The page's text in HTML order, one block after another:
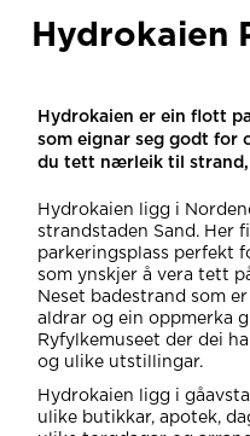
Hydrokaien
Hydrokaien er ein flott
som eignar seg godt for
du tett nærleik til strand,
Hydrokaien ligg i
strandstaden Sand. Her
parkeringsplass perfekt
som ynskjer å vera tett
Neset badestrand som
aldrar og ein oppmerka
Ryfylkemuseet der dei
og ulike utstillingar.
Hydrokaien ligg i
ulike butikkar, apotek,